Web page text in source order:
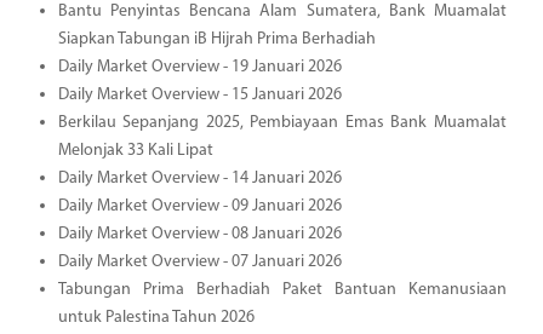
Bantu Penyintas Bencana Alam Sumatera, Bank Muamalat
Siapkan Tabungan iB Hijrah Prima Berhadiah
Daily Market Overview - 19 Januari 2026
Daily Market Overview - 15 Januari 2026
Berkilau Sepanjang 2025, Pembiayaan Emas Bank Muamalat
Melonjak 33 Kali Lipat
Daily Market Overview - 14 Januari 2026
Daily Market Overview - 09 Januari 2026
Daily Market Overview - 08 Januari 2026
Daily Market Overview - 07 Januari 2026
Tabungan Prima Berhadiah Paket Bantuan Kemanusiaan
untuk Palestina Tahun 2026